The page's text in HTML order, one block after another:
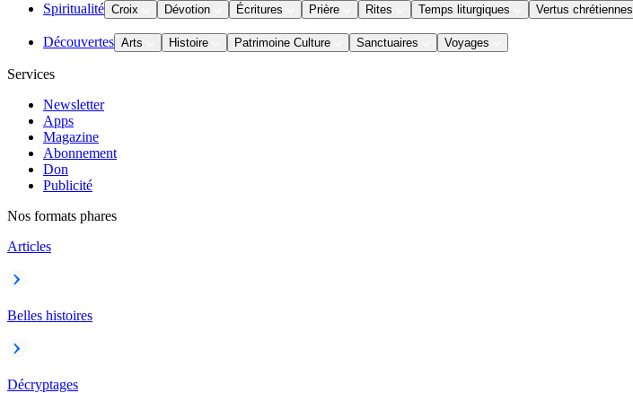
Spiritualité Croix Dévotion Écritures Prière Rites Temps liturgiques Vertus chrétiennes
Découvertes Arts Histoire Patrimoine Culture Sanctuaires Voyages
Services
Newsletter
Apps
Magazine
Abonnement
Don
Publicité
Nos formats phares
Articles
Belles histoires
Décryptages